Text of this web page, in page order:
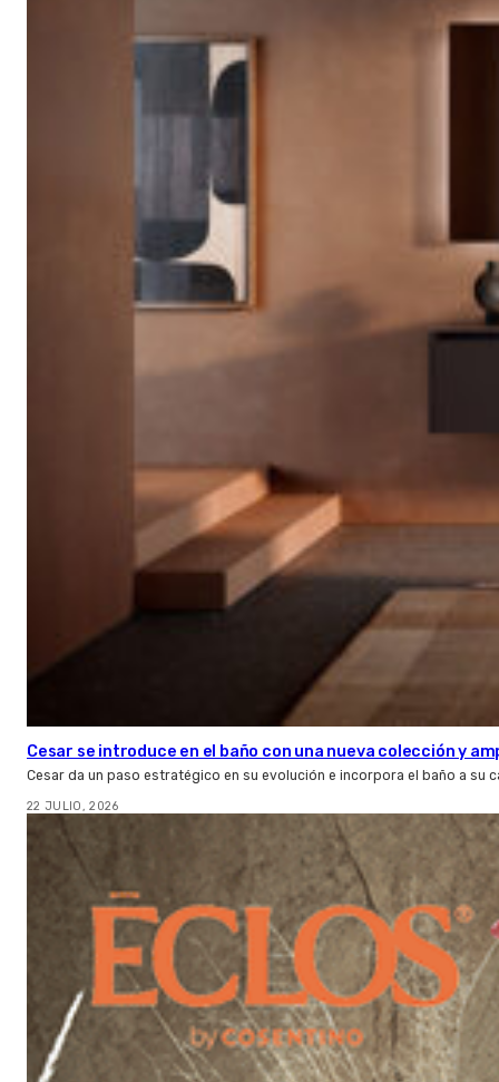
Cesar se introduce en el baño con una nueva colección y
Cesar da un paso estratégico en su evolución e incorpora el baño a su
22 JULIO, 2026